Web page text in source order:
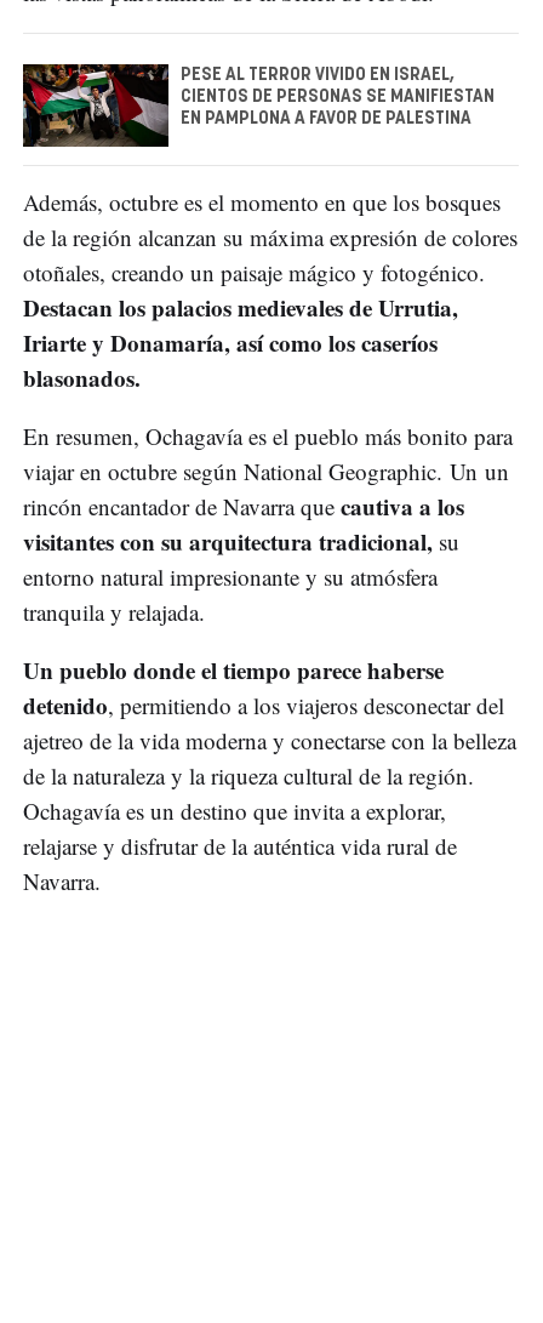
PESE AL TERROR VIVIDO EN ISRAEL,
CIENTOS DE PERSONAS SE MANIFIESTAN
EN PAMPLONA A FAVOR DE PALESTINA
Además, octubre es el momento en que los bosques
de la región alcanzan su máxima expresión de colores
otoñales, creando un paisaje mágico y fotogénico.
Destacan los palacios medievales de Urrutia,
Iriarte y Donamaría, así como los caseríos
blasonados.
En resumen, Ochagavía es el pueblo más bonito para
viajar en octubre según National Geographic. Un un
rincón encantador de Navarra que cautiva a los
visitantes con su arquitectura tradicional, su
entorno natural impresionante y su atmósfera
tranquila y relajada.
Un pueblo donde el tiempo parece haberse
detenido, permitiendo a los viajeros desconectar del
ajetreo de la vida moderna y conectarse con la belleza
de la naturaleza y la riqueza cultural de la región.
Ochagavía es un destino que invita a explorar,
relajarse y disfrutar de la auténtica vida rural de
Navarra.